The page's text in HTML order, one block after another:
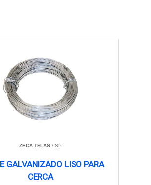
ZECA TELAS / SP
GALVANIZADO LISO PARA
CERCA